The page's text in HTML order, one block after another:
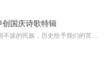
创国庆诗歌特辑